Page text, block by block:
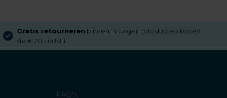
Gratis retourneren binnen 14 dagen (producten boven
de € 20,- in NL)
FAQ's